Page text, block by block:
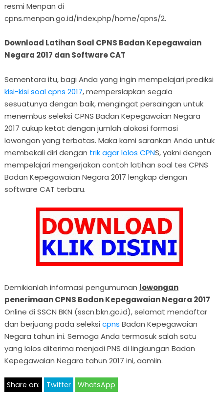
resmi Menpan di
cpns.menpan.go.id/index.php/home/cpns/2.
Download Latihan Soal CPNS Badan Kepegawaian
Negara 2017 dan Software CAT
Sementara itu, bagi Anda yang ingin mempelajari prediksi
kisi-kisi soal cpns 2017, mempersiapkan segala
sesuatunya dengan baik, mengingat persaingan untuk
menembus seleksi CPNS Badan Kepegawaian Negara
2017 cukup ketat dengan jumlah alokasi formasi
lowongan yang terbatas. Maka kami sarankan Anda untuk
membekali diri dengan trik agar lolos CPNS, yakni dengan
mempelajari mengerjakan contoh latihan soal tes CPNS
Badan Kepegawaian Negara 2017 lengkap dengan
software CAT terbaru.
Demikianlah informasi pengumuman lowongan
penerimaan CPNS Badan Kepegawaian Negara 2017
Online di SSCN BKN (sscn.bkn.go.id), selamat mendaftar
dan berjuang pada seleksi cpns Badan Kepegawaian
Negara tahun ini. Semoga Anda termasuk salah satu
yang lolos diterima menjadi PNS di lingkungan Badan
Kepegawaian Negara tahun 2017 ini, aamiin.
Share on: Twitter WhatsApp